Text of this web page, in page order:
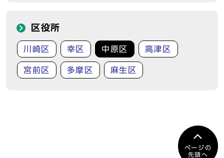
区役所
川崎区 幸区 中原区 高津区
宮前区 多摩区 麻生区
ページの
先頭へ